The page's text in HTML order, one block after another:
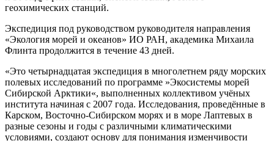
геохимических станций.
Экспедиция под руководством руководителя направления
«Экология морей и океанов» ИО РАН, академика Михаила
Флинта продолжится в течение 43 дней.
«Это четырнадцатая экспедиция в многолетнем ряду морских
полевых исследований по программе »Экосистемы морей
Сибирской Арктики«, выполненных коллективом учёных
института начиная с 2007 года. Исследования, проведённые в
Карском, Восточно-Сибирском морях и в море Лаптевых в
разные сезоны и годы с различными климатическими
условиями, создают основу для понимания изменчивости